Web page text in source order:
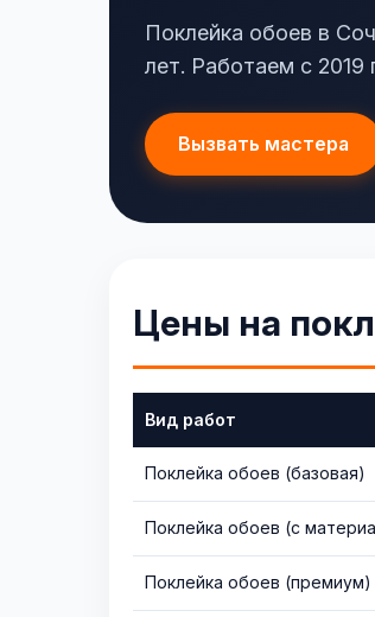
Поклейка обоев в
лет. Работаем с 2019
Вызвать мастера
Цены на
Вид работ
Поклейка обоев (базовая)
Поклейка обоев (с
Поклейка обоев (премиум)